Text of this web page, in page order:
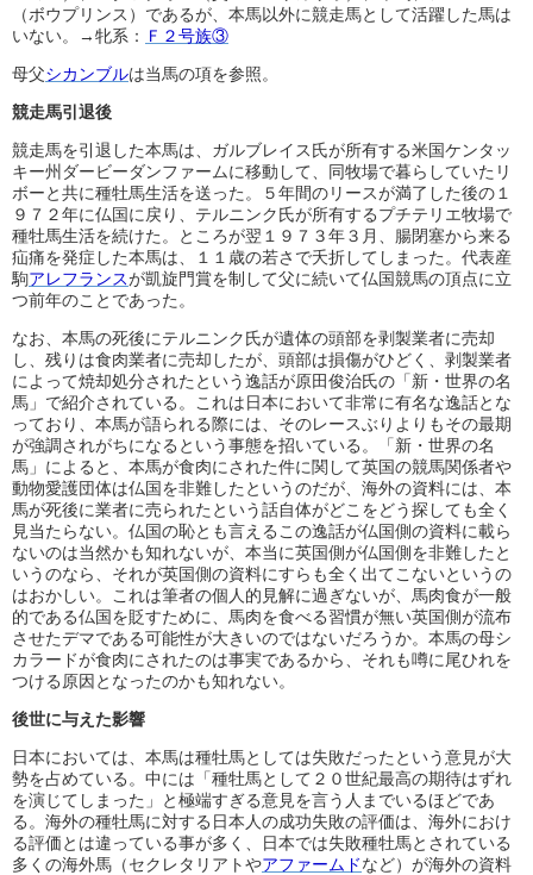
（ボウプリンス）であるが、本馬以外に競走馬として活躍した馬は
いない。→牝系：
Ｆ２号族③
母父シカンブルは当馬の項を参照。
競走馬引退後
競走馬を引退した本馬は、ガルブレイス氏が所有する米国ケンタッ
キー州ダービーダンファームに移動して、同牧場で暮らしていたリ
ボーと共に種牡馬生活を送った。５年間のリースが満了した後の１
９７２年に仏国に戻り、テルニンク氏が所有するプチテリエ牧場で
種牡馬生活を続けた。ところが翌１９７３年３月、腸閉塞から来る
疝痛を発症した本馬は、１１歳の若さで夭折してしまった。代表産
駒アレフランスが凱旋門賞を制して父に続いて仏国競馬の頂点に立
つ前年のことであった。
なお、本馬の死後にテルニンク氏が遺体の頭部を剥製業者に売却
し、残りは食肉業者に売却したが、頭部は損傷がひどく、剥製業者
によって焼却処分されたという逸話が原田俊治氏の「新・世界の名
馬」で紹介されている。これは日本において非常に有名な逸話とな
っており、本馬が語られる際には、そのレースぶりよりもその最期
が強調されがちになるという事態を招いている。「新・世界の名
馬」によると、本馬が食肉にされた件に関して英国の競馬関係者や
動物愛護団体は仏国を非難したというのだが、海外の資料には、本
馬が死後に業者に売られたという話自体がどこをどう探しても全く
見当たらない。仏国の恥とも言えるこの逸話が仏国側の資料に載ら
ないのは当然かも知れないが、本当に英国側が仏国側を非難したと
いうのなら、それが英国側の資料にすらも全く出てこないというの
はおかしい。これは筆者の個人的見解に過ぎないが、馬肉食が一般
的である仏国を貶すために、馬肉を食べる習慣が無い英国側が流布
させたデマである可能性が大きいのではないだろうか。本馬の母シ
カラードが食肉にされたのは事実であるから、それも噂に尾ひれを
つける原因となったのかも知れない。
後世に与えた影響
日本においては、本馬は種牡馬としては失敗だったという意見が大
勢を占めている。中には「種牡馬として２０世紀最高の期待はずれ
を演じてしまった」と極端すぎる意見を言う人までいるほどであ
る。海外の種牡馬に対する日本人の成功失敗の評価は、海外におけ
る評価とは違っている事が多く、日本では失敗種牡馬とされている
多くの海外馬（セクレタリアトやアファームドなど）が海外の資料